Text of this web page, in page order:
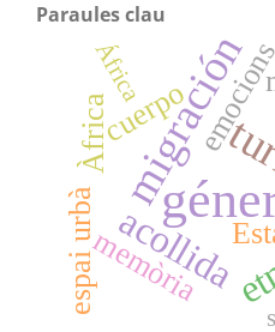
Paraules clau
migración
acollida
cuerpo
Àfrica
memòria
espai urbà
África